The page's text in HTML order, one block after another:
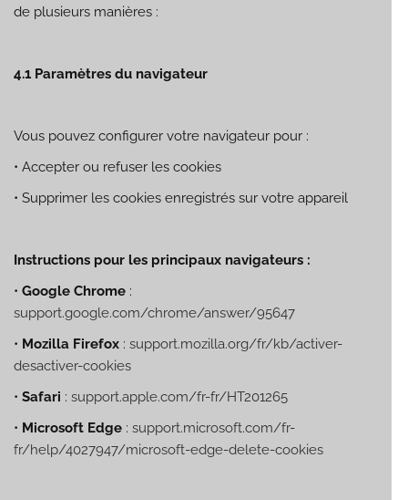
de plusieurs manières :
4.1 Paramètres du navigateur
Vous pouvez configurer votre navigateur pour :
• Accepter ou refuser les cookies
• Supprimer les cookies enregistrés sur votre appareil
Instructions pour les principaux navigateurs :
• Google Chrome :
support.google.com/chrome/answer/95647
• Mozilla Firefox : support.mozilla.org/fr/kb/activer-
desactiver-cookies
• Safari : support.apple.com/fr-fr/HT201265
• Microsoft Edge : support.microsoft.com/fr-
fr/help/4027947/microsoft-edge-delete-cookies